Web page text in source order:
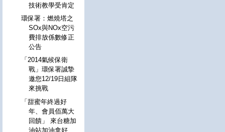
技術教學受肯定
環保署：燃燒塔之
SOx與NOx空污
費排放係數修正
公告
「2014氣候保衛
戰」環保署誠摯
邀您12/19日組隊
來挑戰
「甜蜜年終過好
年、會員佰萬大
回饋」 來台糖加
油站加油拿好